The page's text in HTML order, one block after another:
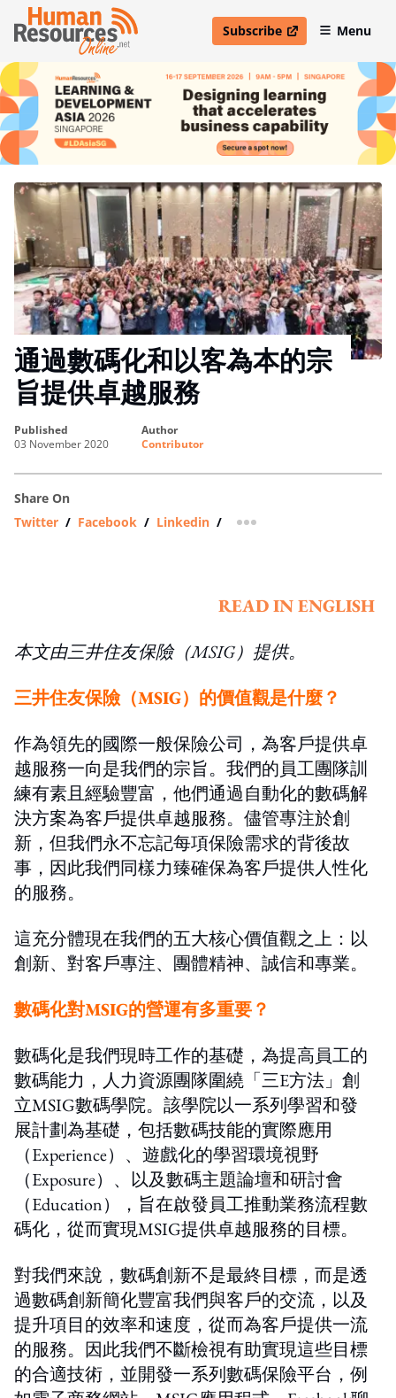
Subscribe
open in new windowMenu
通過數碼化和以客為本的宗
旨提供卓越服務
published
03 November 2020
author
Contributor
Share On
Twitter / Facebook / Linkedin / more sharing option
READ IN ENGLISH
本文由三井住友保險（MSIG）提供。
三井住友保險（MSIG）的價值觀是什麼？
作為領先的國際一般保險公司，為客戶提供卓
越服務一向是我們的宗旨。我們的員工團隊訓
練有素且經驗豐富，他們通過自動化的數碼解
決方案為客戶提供卓越服務。儘管專注於創
新，但我們永不忘記每項保險需求的背後故
事，因此我們同樣力臻確保為客戶提供人性化
的服務。
這充分體現在我們的五大核心價值觀之上：以
創新、對客戶專注、團體精神、誠信和專業。
數碼化對MSIG的營運有多重要？
數碼化是我們現時工作的基礎，為提高員工的
數碼能力，人力資源團隊圍繞「三E方法」創
立MSIG數碼學院。該學院以一系列學習和發
展計劃為基礎，包括數碼技能的實際應用
（Experience）、遊戲化的學習環境視野
（Exposure）、以及數碼主題論壇和研討會
（Education），旨在啟發員工推動業務流程數
碼化，從而實現MSIG提供卓越服務的目標。
對我們來說，數碼創新不是最終目標，而是透
過數碼創新簡化豐富我們與客戶的交流，以及
提升項目的效率和速度，從而為客戶提供一流
的服務。因此我們不斷檢視有助實現這些目標
的合適技術，並開發一系列數碼保險平台，例